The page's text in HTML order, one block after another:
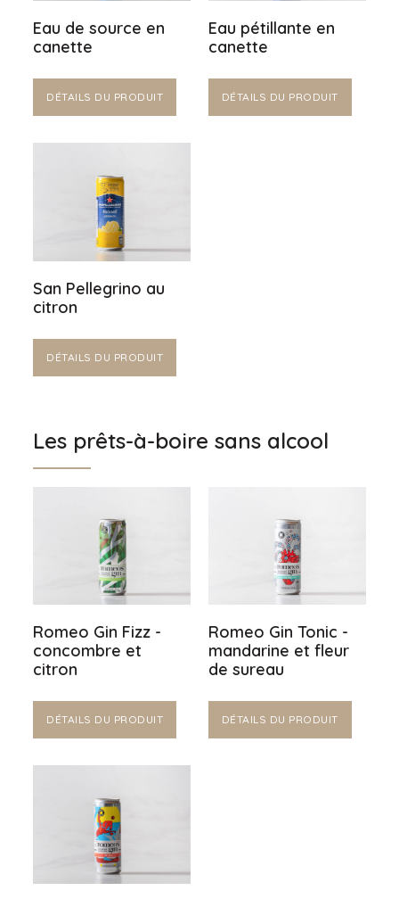
Eau de source en
canette
DÉTAILS DU PRODUIT
Eau pétillante en
canette
DÉTAILS DU PRODUIT
San Pellegrino au
citron
DÉTAILS DU PRODUIT
Les prêts-à-boire sans alcool
Romeo Gin Fizz -
concombre et
citron
DÉTAILS DU PRODUIT
Romeo Gin Tonic -
mandarine et fleur
de sureau
DÉTAILS DU PRODUIT